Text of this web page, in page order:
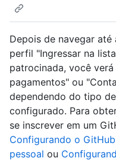
Depois de navegar
perfil "Ingressar na
patrocinada, você
pagamentos" ou
dependendo do tipo
configurado. Para
se inscrever em um
Configurando o
pessoal ou